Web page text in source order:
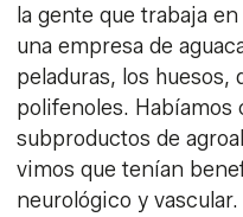
la gente que trabaja
una empresa de
peladuras, los huesos,
polifenoles. Habíamos
subproductos de
vimos que tenían
neurológico y